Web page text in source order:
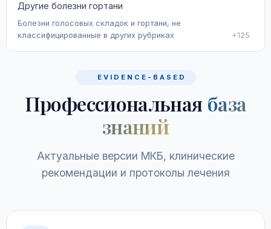
Другие болезни гортани
Болезни голосовых складок и гортани, не
классифицированные в других рубриках
+125
EVIDENCE-BASED
Профессиональная база
знаний
Актуальные версии МКБ, клинические
рекомендации и протоколы лечения